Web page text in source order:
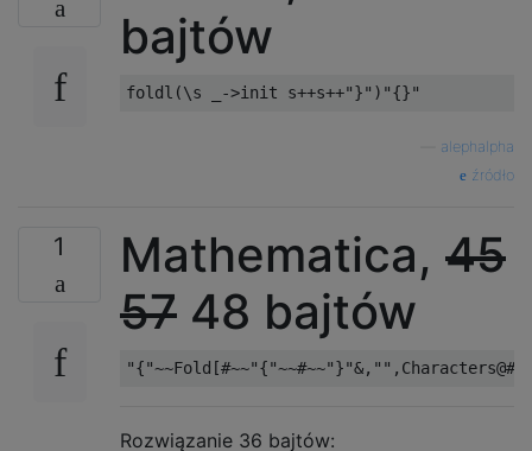
bajtów
alephalpha
źródło
1 Mathematica, 45
57 48 bajtów
Rozwiązanie 36 bajtów: